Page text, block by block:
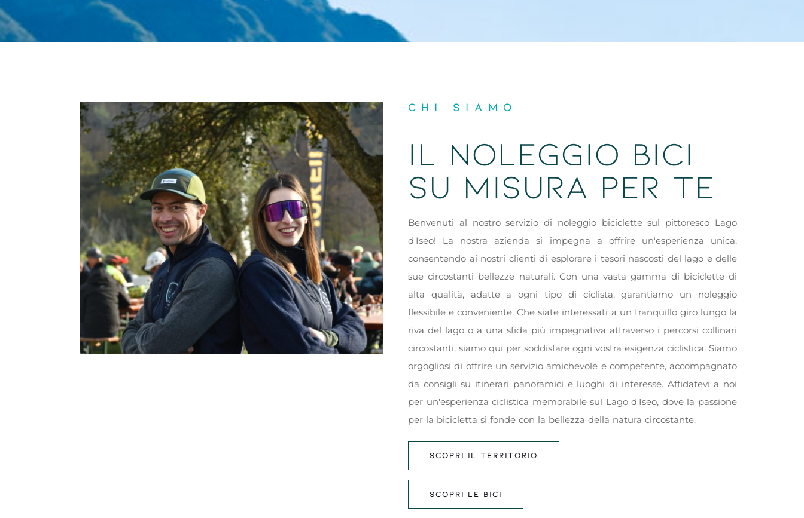
CHI SIAMO
IL NOLEGGIO BICI
SU MISURA PER TE
Benvenuti al nostro servizio di noleggio biciclette sul pittoresco Lago
d'Iseo! La nostra azienda si impegna a offrire un'esperienza unica,
consentendo ai nostri clienti di esplorare i tesori nascosti del lago e delle
sue circostanti bellezze naturali. Con una vasta gamma di biciclette di
alta qualità, adatte a ogni tipo di ciclista, garantiamo un noleggio
flessibile e conveniente. Che siate interessati a un tranquillo giro lungo la
riva del lago o a una sfida più impegnativa attraverso i percorsi collinari
circostanti, siamo qui per soddisfare ogni vostra esigenza ciclistica. Siamo
orgogliosi di offrire un servizio amichevole e competente, accompagnato
da consigli su itinerari panoramici e luoghi di interesse. Affidatevi a noi
per un'esperienza ciclistica memorabile sul Lago d'Iseo, dove la passione
per la bicicletta si fonde con la bellezza della natura circostante.
SCOPRI IL TERRITORIO
SCOPRI LE BICI